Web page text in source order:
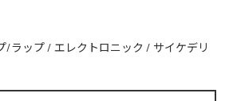
/ラップ / エレクトロニック / サイケデリ